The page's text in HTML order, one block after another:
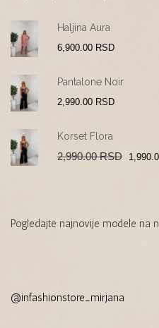
Haljina Aura
6,900.00 RSD
Pantalone Noir
2,990.00 RSD
Korset Flora
2,990.00RSD
price
Pogledajte najnovije modele na
@infashionstore_mirjana